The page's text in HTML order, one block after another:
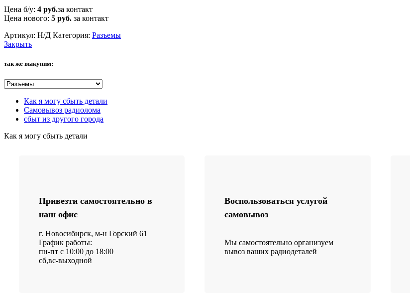
Цена б/у: 4 руб.за контакт
Цена нового: 5 руб. за контакт
Артикул: Н/Д Категория: Разъемы
Закрыть
так же выкупим:
Как я могу сбыть детали
Самовывоз радиолома
сбыт из другого города
Как я могу сбыть детали
Привезти самостоятельно в
наш офис
г. Новосибирск, м-н Горский 61
График работы:
пн-пт с 10:00 до 18:00
сб,вс-выходной
Воспользоваться услугой
самовывоз
Мы самостоятельно организуем
вывоз ваших радиодеталей